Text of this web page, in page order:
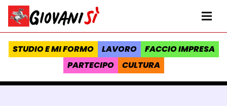
Vai al contenuto
Homepage Giovanisì - Progetto della Regione Toscana
STUDIO E MI FORMO LAVORO
FACCIO IMPRESA
PARTECIPO
CULTURA